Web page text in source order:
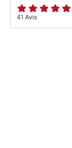
ratings.4.8
41 Avis